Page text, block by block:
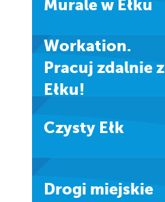
Murale w Ełku
Workation.
Pracuj zdalnie z
Ełku!
Czysty Ełk
Drogi miejskie